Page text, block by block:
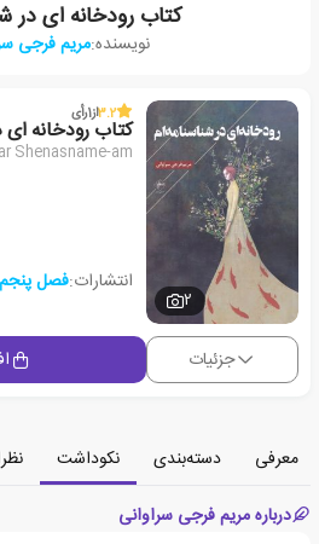
کتاب رودخانه ای در
نویسنده:مریم فرجی
2
3.2از1رأی
کتاب رودخانه ای
Shenasname-am
انتشارات:فصل پنجم
جزئیات
معرفی دسته‌بندی نکوداشت
درباره مریم فرجی سراوانی